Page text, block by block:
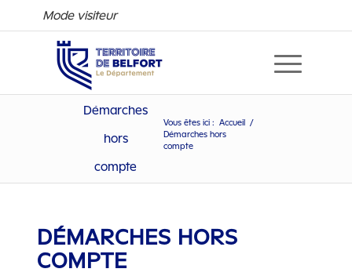
Mode visiteur
Démarches
hors
compte
Vous êtes ici : Accueil /
Démarches hors
compte
Démarches hors compte
DÉMARCHES HORS
COMPTE